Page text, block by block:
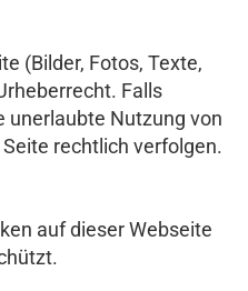
(Bilder, Fotos, Texte,
Falls
unerlaubte Nutzung von
rechtlich verfolgen.
auf dieser Webseite